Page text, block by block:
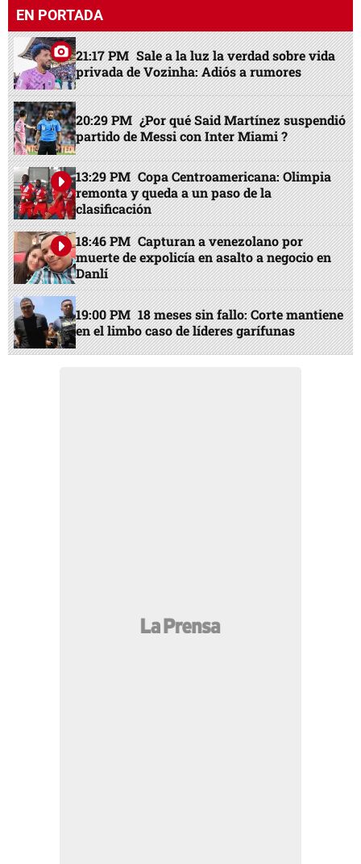
EN PORTADA
21:17 PM Sale a la luz la verdad sobre vida
privada de Vozinha: Adiós a rumores
20:29 PM ¿Por qué Said Martínez suspendió
partido de Messi con Inter Miami ?
13:29 PM Copa Centroamericana: Olimpia
remonta y queda a un paso de la
clasificación
18:46 PM Capturan a venezolano por
muerte de expolicía en asalto a negocio en
Danlí
19:00 PM 18 meses sin fallo: Corte mantiene
en el limbo caso de líderes garífunas